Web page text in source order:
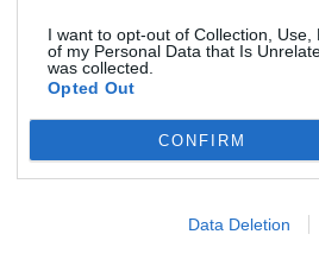
I want to opt-out of Collection,
of my Personal Data that Is
was collected.
Opted Out
CONFIRM
Data Deletion